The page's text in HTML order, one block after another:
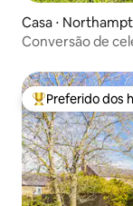
Casa ⋅
Conversão de
Entre os
Preferido dos